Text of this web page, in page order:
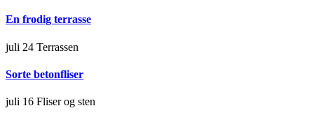
En frodig terrasse
juli 24 Terrassen
Sorte betonfliser
juli 16 Fliser og sten